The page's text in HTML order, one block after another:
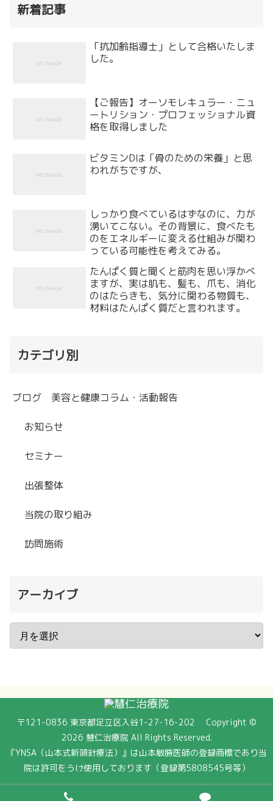
新着記事
「抗加齢指導士」として合格いたしま
した。
【ご報告】オーソモレキュラー・ニュ
ートリション・プロフェッショナル資
格を取得しました
ビタミンDは「骨のための栄養」と思
われがちですが、
しっかり食べているはずなのに、力が
湧いてこない。その背景に、食べたも
のをエネルギーに変える仕組みが関わ
っている可能性を考えてみる。
たんぱく質と聞くと筋肉を思い浮かべ
ますが、実は肌も、髪も、爪も、消化
のはたらきも、気分に関わる物質も、
材料はたんぱく質だと言われます。
カテゴリ別
ブログ 美容と健康コラム・活動報告
お知らせ
セミナー
出張整体
当院の取り組み
訪問施術
アーカイブ
〒121-0836 東京都足立区入谷1-27-16-202 Copyright ©
2026 慧仁治療院 All Rights Reserved.
『YNSA（山本式新頭針療法）』は山本敏勝医師の登録商標であり当
院は許可をうけ使用しております（登録第5808545号等）